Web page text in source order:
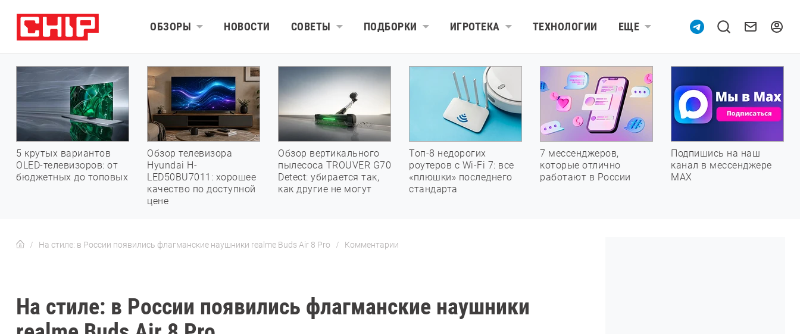
ОБЗОРЫ НОВОСТИ СОВЕТЫ ПОДБОРКИ ИГРОТЕКА ТЕХНОЛОГИИ ЕЩЕ
5 крутых вариантов
OLED-телевизоров: от
бюджетных до топовых
Обзор телевизора
Hyundai H-
LED50BU7011: хорошее
качество по доступной
цене
Обзор вертикального
пылесоса TROUVER G70
Detect: убирается так,
как другие не могут
Топ-8 недорогих
роутеров с Wi-Fi 7: все
«плюшки» последнего
стандарта
7 мессенджеров,
которые отлично
работают в России
Подпишись на наш
канал в мессенджере
МАХ
На стиле: в России появились флагманские наушники realme Buds Air 8 Pro Комментарии
На стиле: в России появились флагманские наушники